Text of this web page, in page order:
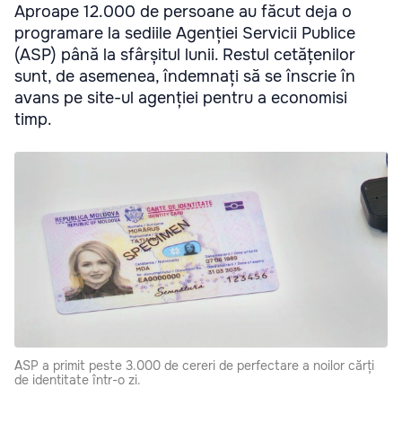
Aproape 12.000 de persoane au făcut deja o
programare la sediile Agenției Servicii Publice
(ASP) până la sfârșitul lunii. Restul cetățenilor
sunt, de asemenea, îndemnați să se înscrie în
avans pe site-ul agenției pentru a economisi
timp.
ASP a primit peste 3.000 de cereri de perfectare a noilor cărți
de identitate într-o zi.